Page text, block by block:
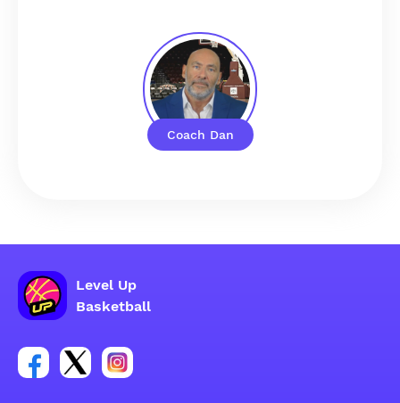
Coach Dan
Level Up
Basketball
Facebook hesabı sosyal grubu linki
Twitter hesabı sosyal grubu linki
Instagram hesabı sosyal grubu linki